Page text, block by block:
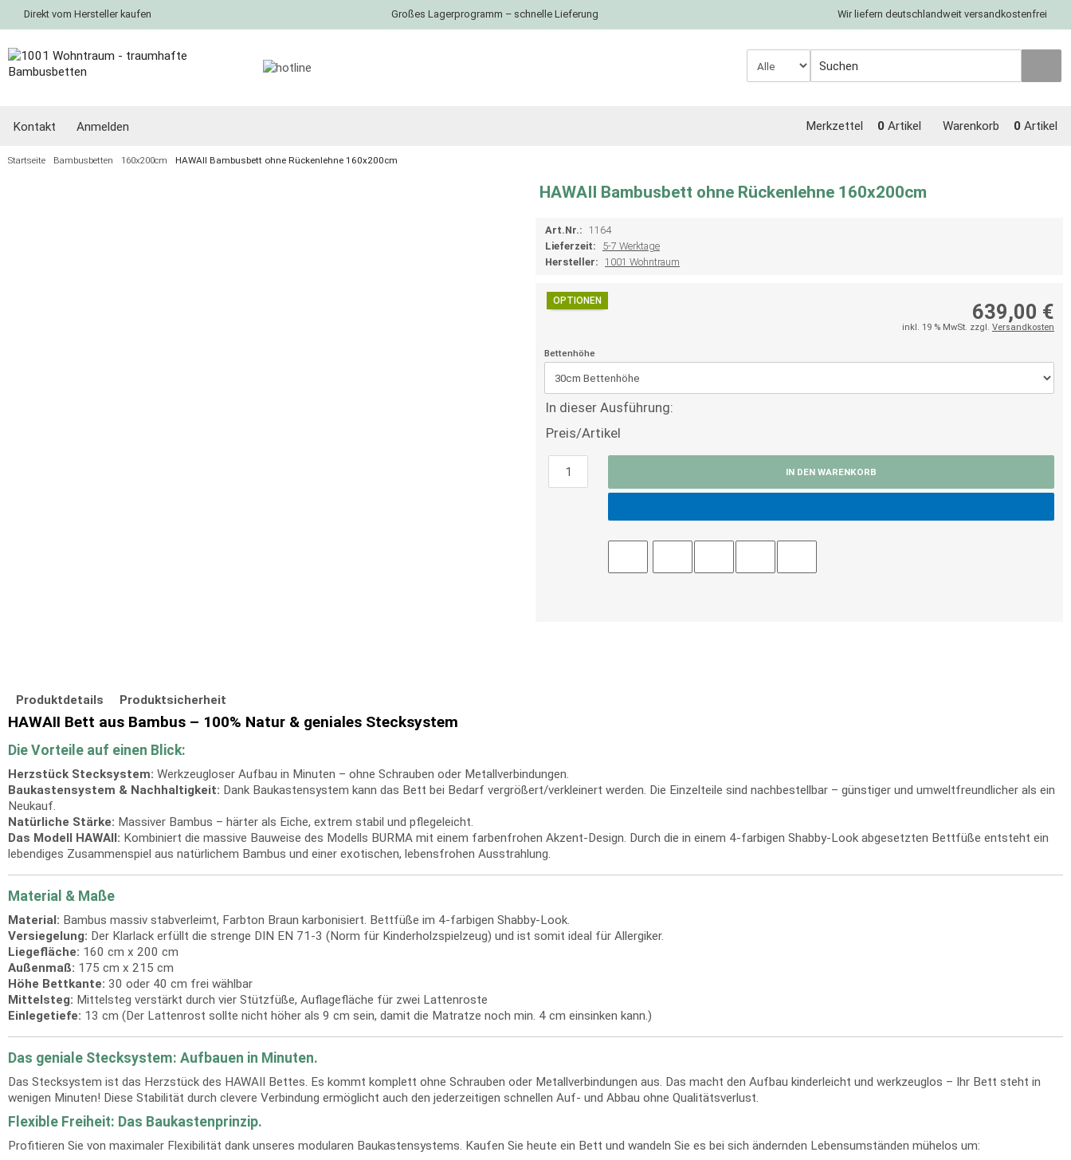
Direkt vom Hersteller kaufen Großes Lagerprogramm – schnelle Lieferung Wir liefern deutschlandweit versandkostenfrei
Kontakt Anmelden Warenkorb 0 Artikel
Merkzettel 0 Artikel
Startseite Bambusbetten 160x200cm HAWAII Bambusbett ohne Rückenlehne 160x200cm
HAWAII Bambusbett ohne Rückenlehne 160x200cm
Art.Nr.: 1164
Lieferzeit:
5-7 Werktage
Hersteller: 1001 Wohntraum
OPTIONEN 639,00 €
inkl. 19 % MwSt. zzgl. Versandkosten
Bettenhöhe
In dieser Ausführung:
Preis/Artikel
IN DEN WARENKORB
Produktdetails Produktsicherheit
HAWAII Bett aus Bambus – 100% Natur & geniales Stecksystem
Die Vorteile auf einen Blick:
Herzstück Stecksystem: Werkzeugloser Aufbau in Minuten – ohne Schrauben oder Metallverbindungen.
Baukastensystem & Nachhaltigkeit: Dank Baukastensystem kann das Bett bei Bedarf vergrößert/verkleinert werden. Die Einzelteile sind nachbestellbar – günstiger und umweltfreundlicher als ein
Neukauf.
Natürliche Stärke: Massiver Bambus – härter als Eiche, extrem stabil und pflegeleicht.
Das Modell HAWAII: Kombiniert die massive Bauweise des Modells BURMA mit einem farbenfrohen Akzent-Design. Durch die in einem 4-farbigen Shabby-Look abgesetzten Bettfüße entsteht ein
lebendiges Zusammenspiel aus natürlichem Bambus und einer exotischen, lebensfrohen Ausstrahlung.
Material & Maße
Material: Bambus massiv stabverleimt, Farbton Braun karbonisiert. Bettfüße im 4-farbigen Shabby-Look.
Versiegelung: Der Klarlack erfüllt die strenge DIN EN 71-3 (Norm für Kinderholzspielzeug) und ist somit ideal für Allergiker.
Liegefläche: 160 cm x 200 cm
Außenmaß: 175 cm x 215 cm
Höhe Bettkante: 30 oder 40 cm frei wählbar
Mittelsteg: Mittelsteg verstärkt durch vier Stützfüße, Auflagefläche für zwei Lattenroste
Einlegetiefe: 13 cm (Der Lattenrost sollte nicht höher als 9 cm sein, damit die Matratze noch min. 4 cm einsinken kann.)
Das geniale Stecksystem: Aufbauen in Minuten.
Das Stecksystem ist das Herzstück des HAWAII Bettes. Es kommt komplett ohne Schrauben oder Metallverbindungen aus. Das macht den Aufbau kinderleicht und werkzeuglos – Ihr Bett steht in
wenigen Minuten! Diese Stabilität durch clevere Verbindung ermöglicht auch den jederzeitigen schnellen Auf- und Abbau ohne Qualitätsverlust.
Flexible Freiheit: Das Baukastenprinzip.
Profitieren Sie von maximaler Flexibilität dank unseres modularen Baukastensystems. Kaufen Sie heute ein Bett und wandeln Sie es bei sich ändernden Lebensumständen mühelos um: